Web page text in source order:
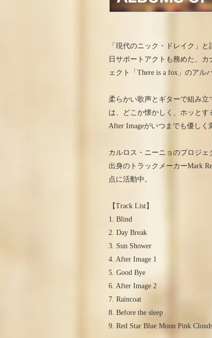
「現代のニック・ドレイク」
日サポートアクトも務めた、
ェクト「There is a fox」のアルバ
柔らかい歌声とギターで組み
は、どこか懐かしく、ホッとす
After Imageがいつまでも優しく
カルロス・ニーニョのプロジェ
出身のトラックメーカーMark
点に活動中。
【Track List】
1. Blind
2. Day Break
3. Sun Shower
4. After Image 1
5. Good Bye
6. After Image 2
7. Raincoat
8. Before the sleep
9. Red Star Blue Moon Pink